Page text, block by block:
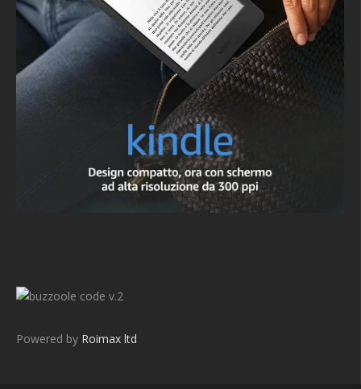
v.2
Powered by Roimax ltd